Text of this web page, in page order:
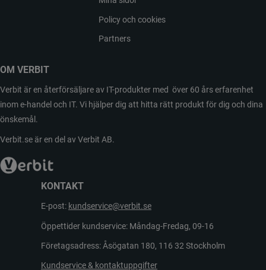
Policy och cookies
Partners
OM VERBIT
Verbit är en återförsäljare av IT-produkter med över 60 års erfarenhet
inom e-handel och IT. Vi hjälper dig att hitta rätt produkt för dig och dina
önskemål.
Verbit.se är en del av Verbit AB.
KONTAKT
E-post: kundservice@verbit.se
Öppettider kundservice: Måndag-Fredag, 09-16
Företagsadress: Åsögatan 180, 116 32 Stockholm
Kundservice & kontaktuppgifter